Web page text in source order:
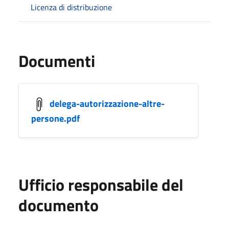
Licenza di distribuzione
Documenti
delega-autorizzazione-altre-
persone.pdf
Ufficio responsabile del
documento